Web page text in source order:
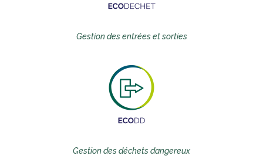
Gestion des entrées et sorties
Gestion des déchets dangereux